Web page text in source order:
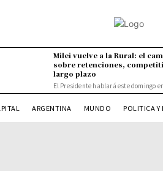
Milei vuelve a la Rural: el
sobre retenciones,
largo plazo
El Presidente hablará este domingo
ARGENTINA MUNDO POLITICA Y